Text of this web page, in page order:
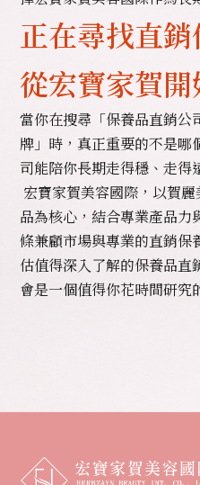
正在尋找直
從宏寶家賀
當你在搜尋「保養品直銷公
牌」時，真正重要的不是哪
司能陪你長期走得穩、走得
宏寶家賀美容國際，以賀
品為核心，結合專業產品力
條兼顧市場與專業的直銷保
估值得深入了解的保養品直
會是一個值得你花時間研究